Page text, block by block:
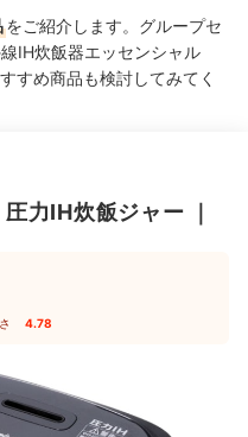
をご紹介します。グループセ
IH炊飯器エッセンシャル
すめ商品も検討してみてく
圧力IH炊飯ジャー
4.78